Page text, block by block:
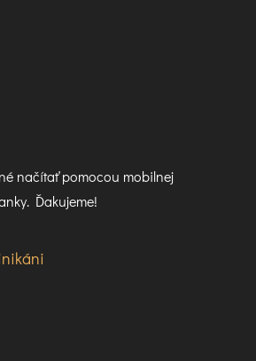
načítať pomocou mobilnej
Ďakujeme!